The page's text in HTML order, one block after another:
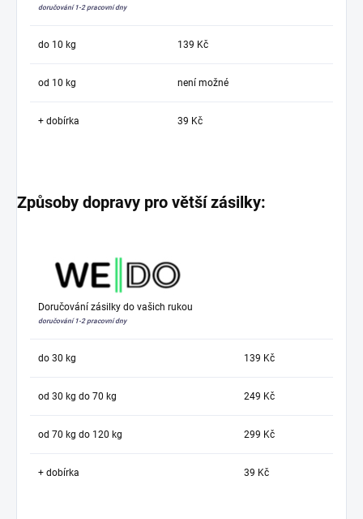
doručování 1-2 pracovní dny
do 10 kg 139 Kč
od 10 kg není možné
+ dobírka 39 Kč
Způsoby dopravy pro větší zásilky:
Doručování zásilky do vašich rukou
doručování 1-2 pracovní dny
do 30 kg 139 Kč
od 30 kg do 70 kg 249 Kč
od 70 kg do 120 kg 299 Kč
+ dobírka 39 Kč